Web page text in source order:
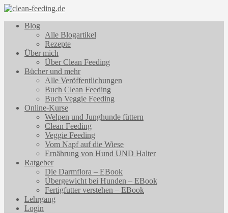
Blog
Alle Blogartikel
Rezepte
Über mich
Über Clean Feeding
Bücher und mehr
Alle Veröffentlichungen
Buch Clean Feeding
Buch Veggie Feeding
Online-Kurse
Welpen und Junghunde füttern
Clean Feeding
Veggie Feeding
Vom Napf auf die Wiese
Ernährung von Hund UND Halter
Ratgeber
Die Darmflora – EBook
Übergewicht bei Hunden – EBook
Fertigfutter verstehen – EBook
Lehrgang
Login